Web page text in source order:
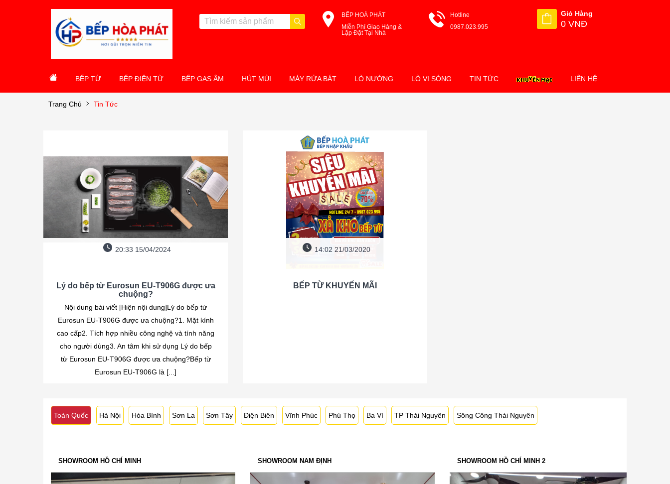
BẾP HOÀ PHÁT
Miễn Phí Giao Hàng &
Lặp Đặt Tại Nhà
Hotline
0987.023.995
Giỏ Hàng
0 VNĐ
BẾP TỪ BẾP ĐIỆN TỪ BẾP GAS ÂM HÚT MÙI MÁY RỬA BÁT LÒ NƯỚNG LÒ VI SÓNG TIN TỨC LIÊN HỆ
Trang Chủ Tin Tức
20:33 15/04/2024
Lý do bếp từ Eurosun EU-T906G được ưa
chuộng?
Nội dung bài viết [Hiện nội dung]Lý do bếp từ
Eurosun EU-T906G được ưa chuộng?1. Mặt kính
cao cấp2. Tích hợp nhiều công nghệ và tính năng
cho người dùng3. An tâm khi sử dụng Lý do bếp
từ Eurosun EU-T906G được ưa chuộng?Bếp từ
Eurosun EU-T906G là [...]
14:02 21/03/2020
BẾP TỪ KHUYẾN MÃI
Toàn Quốc Hà Nội Hòa Bình Sơn La Sơn Tây Điện Biên Vĩnh Phúc Phú Thọ Ba Vì TP Thái Nguyên Sông Công Thái Nguyên
SHOWROOM HỒ CHÍ MINH SHOWROOM NAM ĐỊNH SHOWROOM HỒ CHÍ MINH 2